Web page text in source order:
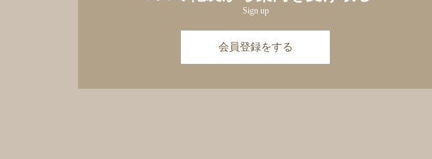
Sign up
会員登録をする